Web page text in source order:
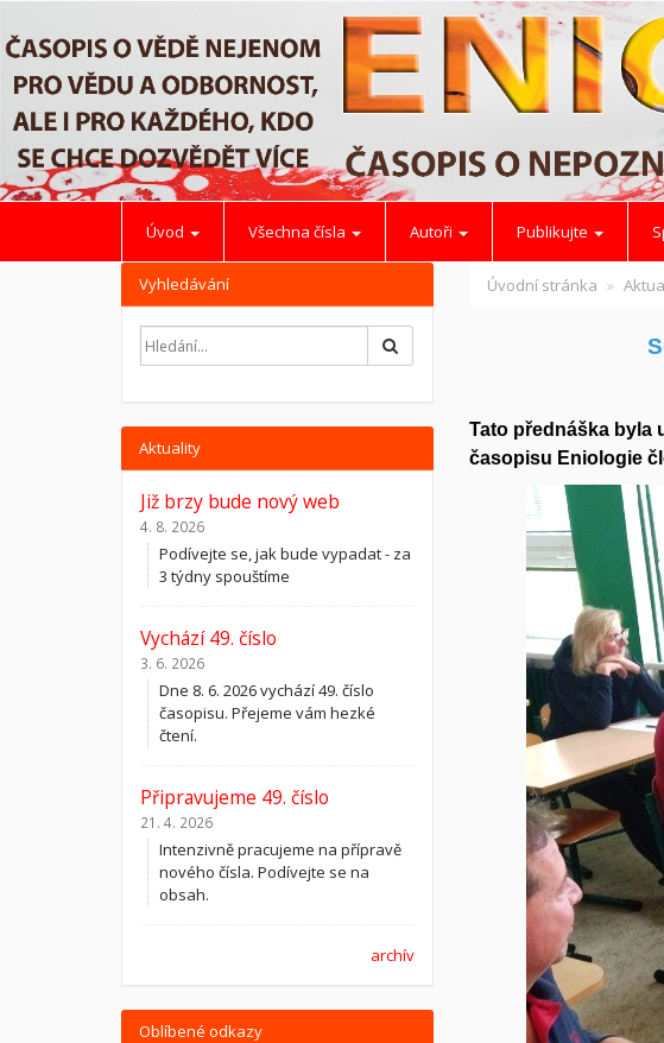
Úvod Všechna čísla Autoři Publikujte
Úvodní stránka
Tato přednáška byla
časopisu Eniologie
Vyhledávání
Aktuality
Již brzy bude nový web
4. 8. 2026
Podívejte se, jak bude vypadat - za
3 týdny spouštíme
Vychází 49. číslo
3. 6. 2026
Dne 8. 6. 2026 vychází 49. číslo
časopisu. Přejeme vám hezké
čtení.
Připravujeme 49. číslo
21. 4. 2026
Intenzivně pracujeme na přípravě
nového čísla. Podívejte se na
obsah.
archív
Oblíbené odkazy